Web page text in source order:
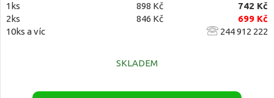
1ks 898 Kč
742 Kč
2ks
846 Kč
699 Kč
10ks a víc
244 912 222
SKLADEM